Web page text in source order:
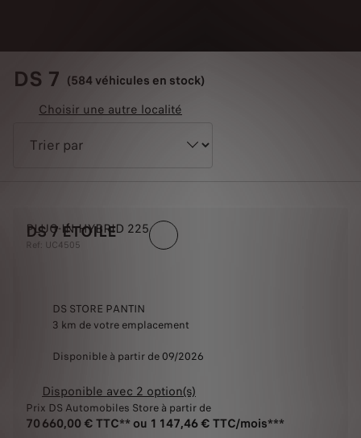
DS 7 (584 véhicules en stock)
Choisir une autre localité
DS 7 ÉTOILE
PLUG-IN HYBRID 225
Ref: UC4505
DS STORE PANTIN
3 km de votre emplacement
Disponible à partir de 09/2026
Disponible avec 2 option(s)
Prix DS Automobiles Store à partir de
70 660,00 € TTC** ou 1 147,46 € TTC/mois***